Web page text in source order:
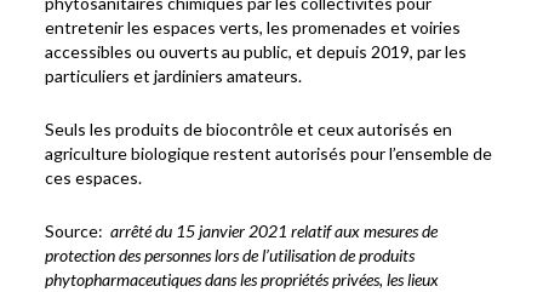
entretenir les espaces verts, les promenades et voiries
accessibles ou ouverts au public, et depuis 2019, par les
particuliers et jardiniers amateurs.
Seuls les produits de biocontrôle et ceux autorisés en
agriculture biologique restent autorisés pour l’ensemble de
ces espaces.
Source:arrêté du 15 janvier 2021 relatif aux mesures de
protection des personnes lors de l’utilisation de produits
phytopharmaceutiques dans les propriétés privées, les lieux